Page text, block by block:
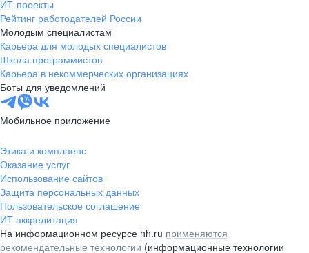
ИТ-проекты
Рейтинг работодателей России
Молодым специалистам
Карьера для молодых специалистов
Школа программистов
Карьера в некоммерческих организациях
Боты для уведомлений
Мобильное приложение
Этика и комплаенс
Оказание услуг
Использование сайтов
Защита персональных данных
Пользовательское соглашение
ИТ аккредитация
На информационном ресурсе hh.ru применяются
рекомендательные технологии (информационные технологии